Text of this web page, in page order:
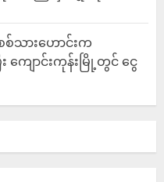
သားဟောင်းက
ကျောင်းကုန်းမြို့တွင် ငွေ